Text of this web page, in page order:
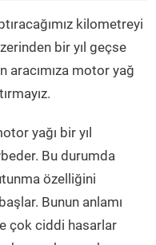
kilometreyi
bir yıl geçse
aracımıza motor yağ
yağı bir yıl
Bu durumda
özelliğini
Bunun anlamı
çok ciddi hasarlar